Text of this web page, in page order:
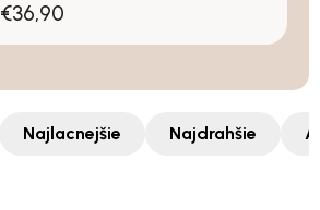
€36,90
Najlacnejšie Najdrahšie